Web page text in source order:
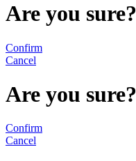
Are you sure?
Confirm
Cancel
Are you sure?
Confirm
Cancel